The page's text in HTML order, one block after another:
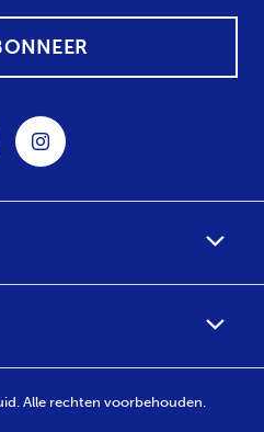
Alle rechten voorbehouden.